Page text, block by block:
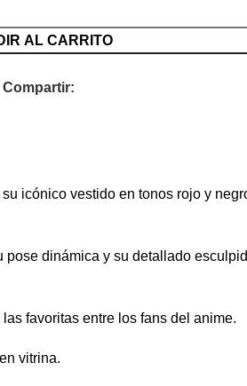
AL CARRITO
Compartir:
icónico vestido en tonos rojo y
dinámica y su detallado
favoritas entre los fans del anime.
vitrina.